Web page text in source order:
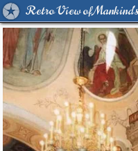
Retro View of